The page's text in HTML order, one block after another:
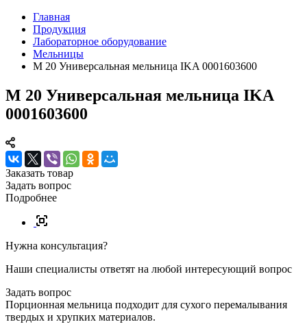
Главная
Продукция
Лабораторное оборудование
Мельницы
M 20 Универсальная мельница IKA 0001603600
M 20 Универсальная мельница IKA
0001603600
Заказать товар
Задать вопрос
Подробнее
Нужна консультация?
Наши специалисты ответят на любой интересующий вопрос
Задать вопрос
Порционная мельница подходит для сухого перемалывания
твердых и хрупких материалов.